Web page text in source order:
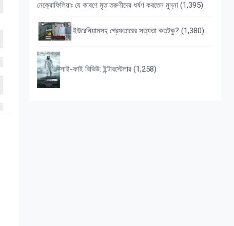
নেক্রোফিলিয়াঃ যে কারণে মৃত তরুণীদের ধর্ষণ করতেন মুন্না (1,395)
ইউরেনিয়ামসহ গ্রেফতারের সত্যতা কতটকু? (1,380)
সাই-ফাই রিভিউ: ইন্টারস্টেলার (1,258)